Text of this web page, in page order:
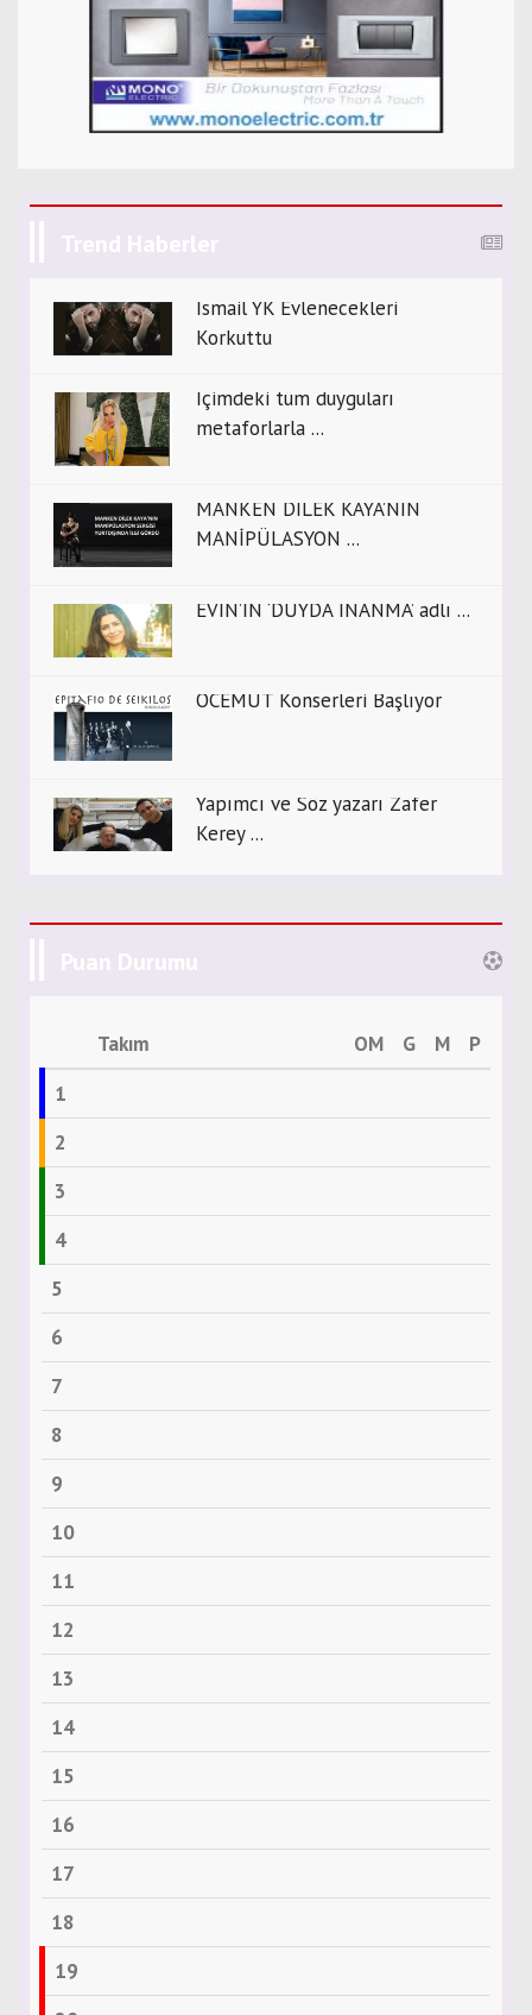
Trend Haberler
İsmail YK Evlenecekleri
Korkuttu
İçimdeki tüm duyguları
metaforlarla ...
MANKEN DİLEK KAYA’NIN
MANİPÜLASYON ...
EVİN’İN ‘DUYDA İNANMA’ adlı ...
OCEMUT Konserleri Başlıyor
Yapımcı ve Söz yazarı Zafer
Kerey ...
Puan Durumu
Takım OM G M
P
1
2
3
4
5
6
7
8
9
10
11
12
13
14
15
16
17
18
19